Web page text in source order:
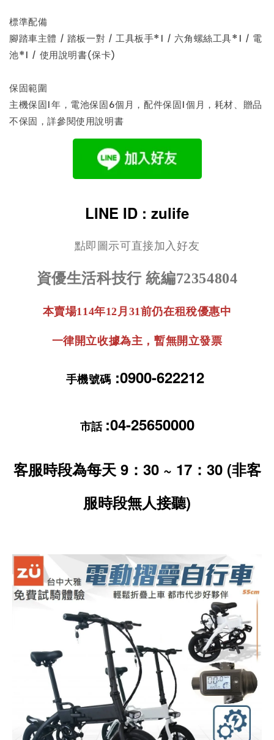
標準配備
腳踏車主體 / 踏板一對 / 工具板手*1 / 六角螺絲工具*1 / 電
池*1 / 使用說明書(保卡)
保固範圍
主機保固1年，電池保固6個月，配件保固1個月，耗材、贈品
不保固，詳參閱使用說明書
LINE ID : zulife
點即圖示可直接加入好友
資優生活科技行 統編72354804
本賣場114年12月31前仍在租稅優惠中
一律開立收據為主，暫無開立發票
手機號碼 :0900-622212
市話 :04-25650000
客服時段為每天 9：30 ~ 17：30(非客
服時段無人接聽)